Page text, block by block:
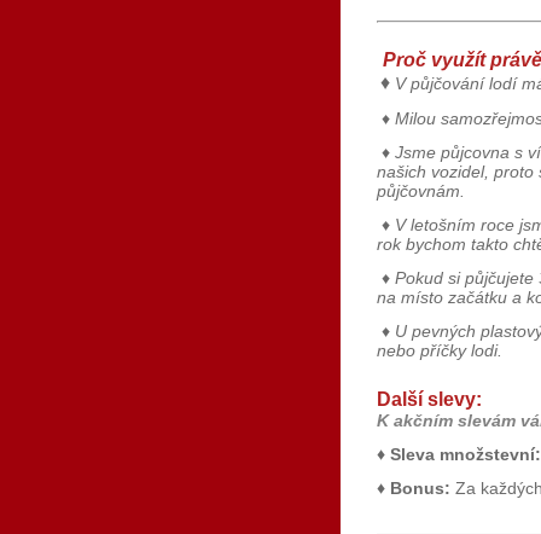
Proč využít
♦ V půjčování lodí
♦ Milou
♦ Jsme půjcovna s
našich vozidel, proto
půjčovnám.
♦ V letošním roce
rok bychom takto
♦ Pokud si
na místo začátku a
♦ U pevných
nebo příčky lodi.
Další slevy:
K akčním slevám
♦ Sleva množstevní:
♦ Bonus: Za